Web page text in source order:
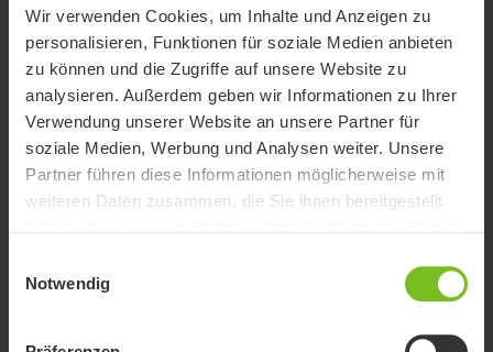
Wir verwenden Cookies, um Inhalte und Anzeigen zu
personalisieren, Funktionen für soziale Medien anbieten
zu können und die Zugriffe auf unsere Website zu
analysieren. Außerdem geben wir Informationen zu Ihrer
Verwendung unserer Website an unsere Partner für
soziale Medien, Werbung und Analysen weiter. Unsere
Partner führen diese Informationen möglicherweise mit
weiteren Daten zusammen, die Sie ihnen bereitgestellt
Notwendig
Rückenbezug verwendbar.
Softrücken
Der Softrücken reflektiert die Körperwärme und
hat eine rutschfeste Oberfläche.
Komfort Armlehnenpolster
Komfortrücken mit Armlehnenpolster